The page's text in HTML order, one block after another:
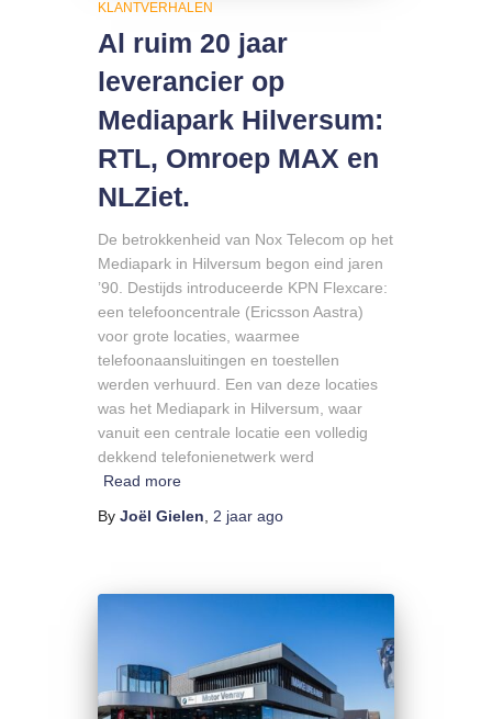
KLANTVERHALEN
Al ruim 20 jaar
leverancier op
Mediapark Hilversum:
RTL, Omroep MAX en
NLZiet.
De betrokkenheid van Nox Telecom op het
Mediapark in Hilversum begon eind jaren
’90. Destijds introduceerde KPN Flexcare:
een telefooncentrale (Ericsson Aastra)
voor grote locaties, waarmee
telefoonaansluitingen en toestellen
werden verhuurd. Een van deze locaties
was het Mediapark in Hilversum, waar
vanuit een centrale locatie een volledig
dekkend telefonienetwerk werd
Read more
By Joël Gielen 2 jaar ago